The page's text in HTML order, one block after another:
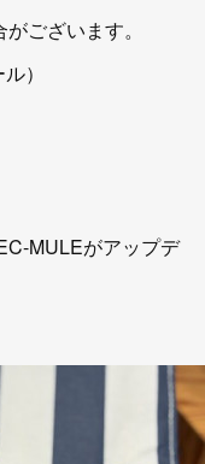
ございます。
）
MULEがアップデ